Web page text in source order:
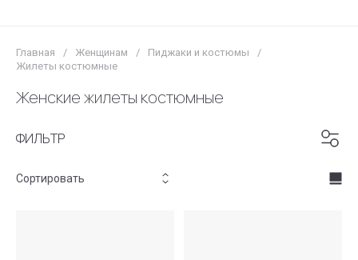
Главная / Женщинам / Пиджаки и костюмы
/
Жилеты костюмные
Женские жилеты костюмные
ФИЛЬТР
Сортировать